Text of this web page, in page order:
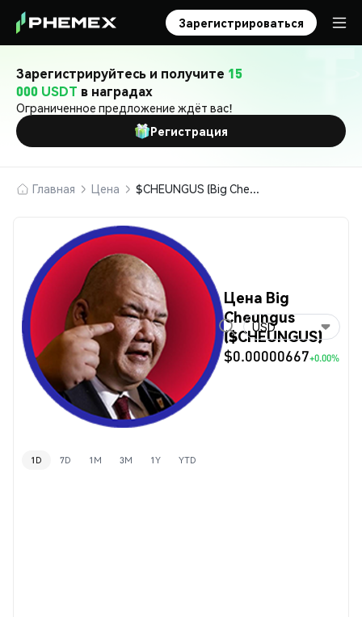
Зарегистрироваться
Зарегистрируйтесь и получите 15
000 USDT в наградах
Ограниченное предложение ждёт вас!
Регистрация
Главная Цена $CHEUNGUS (Big Cheungus)
Цена Big
Cheungus
($CHEUNGUS)
$0.00000667+0.00%
USD
1D 7D 1M 3M 1Y YTD